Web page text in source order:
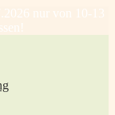
nur von 10-13